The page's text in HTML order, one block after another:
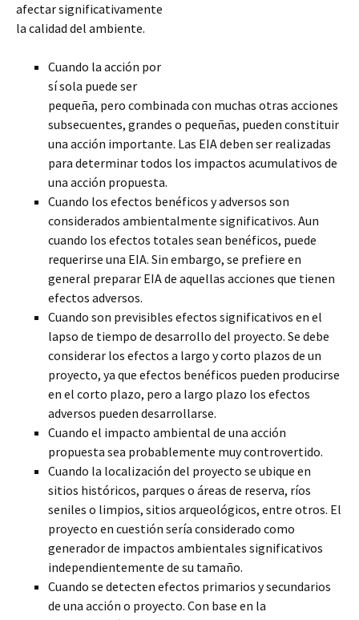
afectar significativamente
la calidad del ambiente.
Cuando la acción por
sí sola puede ser
pequeña, pero combinada con muchas otras acciones
subsecuentes, grandes o pequeñas, pueden constituir
una acción importante. Las EIA deben ser realizadas
para determinar todos los impactos acumulativos de
una acción propuesta.
Cuando los efectos benéficos y adversos son
considerados ambientalmente significativos. Aun
cuando los efectos totales sean benéficos, puede
requerirse una EIA. Sin embargo, se prefiere en
general preparar EIA de aquellas acciones que tienen
efectos adversos.
Cuando son previsibles efectos significativos en el
lapso de tiempo de desarrollo del proyecto. Se debe
considerar los efectos a largo y corto plazos de un
proyecto, ya que efectos benéficos pueden producirse
en el corto plazo, pero a largo plazo los efectos
adversos pueden desarrollarse.
Cuando el impacto ambiental de una acción
propuesta sea probablemente muy controvertido.
Cuando la localización del proyecto se ubique en
sitios históricos, parques o áreas de reserva, ríos
seniles o limpios, sitios arqueológicos, entre otros. El
proyecto en cuestión sería considerado como
generador de impactos ambientales significativos
independientemente de su tamaño.
Cuando se detecten efectos primarios y secundarios
de una acción o proyecto. Con base en la